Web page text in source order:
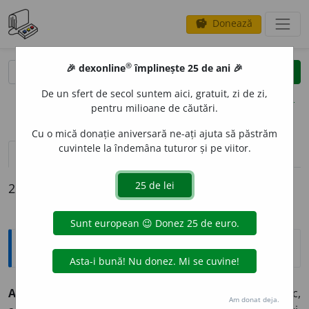
savings Donează
clear
opțiuni
definiții (2) declinări pronunțievolume_up(2)
2 definiții pentru Azore
Explicative DEX
Azore (Insule)
pl. grup de insule în Oceanul Atlantic,
🎉 dexonline® împlinește 25 de ani 🎉
De un sfert de secol suntem aici, gratuit, zi de zi,
pentru milioane de căutări.
Cu o mică donație aniversară ne-ați ajuta să păstrăm
cuvintele la îndemâna tuturor și pe viitor.
Am donat deja.